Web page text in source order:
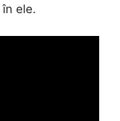
ele.